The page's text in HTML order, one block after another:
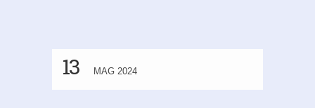
13 MAG 2024